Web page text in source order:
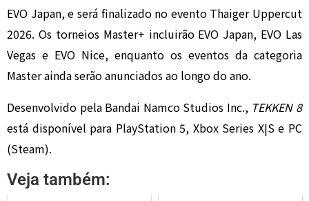
EVO Japan, e será finalizado no evento Thaiger Uppercut
2026. Os torneios Master+ incluirão EVO Japan, EVO Las
Vegas e EVO Nice, enquanto os eventos da categoria
Master ainda serão anunciados ao longo do ano.
Desenvolvido pela Bandai Namco Studios Inc., TEKKEN 8
está disponível para PlayStation 5, Xbox Series X|S e PC
(Steam).
Veja também: